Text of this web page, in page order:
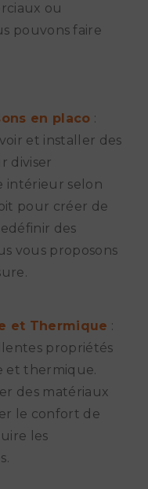
ou
pouvons faire
en placo :
et installer des
diviser
intérieur selon
pour créer de
des
vous proposons
et Thermique :
propriétés
et thermique.
des matériaux
le confort de
les